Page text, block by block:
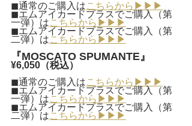
◼︎通常のご購入はこちらから▶︎▶︎▶︎
◼︎エムアイカードプラスでご購入（第
一弾）はこちらから▶︎▶︎▶︎
◼︎エムアイカードプラスでご購入（第
二弾）はこちらから▶︎▶︎▶︎
『MOSCATO SPUMANTE』
¥6,050（税込）
◼︎通常のご購入はこちらから▶︎▶︎▶︎
◼︎エムアイカードプラスでご購入（第
一弾）はこちらから▶︎▶︎▶︎
◼︎エムアイカードプラスでご購入（第
二弾）はこちらから▶︎▶︎▶︎